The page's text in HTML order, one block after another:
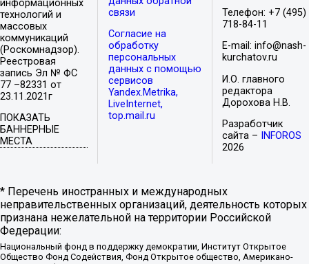
информационных
технологий и
массовых
коммуникаций
(Роскомнадзор).
Реестровая
запись Эл № ФС
77 –82331 от
23.11.2021г
ПОКАЗАТЬ
БАННЕРНЫЕ
МЕСТА
связи
Согласие на
обработку
персональных
данных с помощью
сервисов
Yandex.Metrika,
LiveInternet,
top.mail.ru
Телефон: +7 (495)
718-84-11
E-mail: info@nash-
kurchatov.ru
И.О. главного
редактора
Дорохова Н.В.
Разработчик
сайта –
INFOROS
2026
* Перечень иностранных и международных
неправительственных организаций, деятельность которых
признана нежелательной на территории Российской
Федерации:
Национальный фонд в поддержку демократии, Институт Открытое
Общество Фонд Содействия, Фонд Открытое общество, Американо-